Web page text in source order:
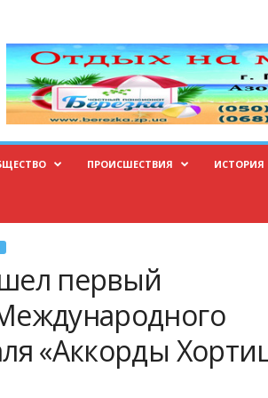
ПРОИСШЕСТВИЯ ИСТОРИЯ
первый
«Аккорды